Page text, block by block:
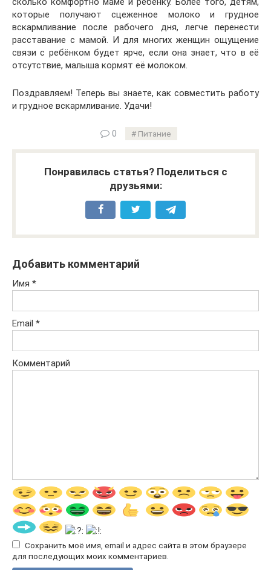
которые получают сцеженное молоко и грудное
вскармливание после рабочего дня, легче перенести
расставание с мамой. И для многих женщин ощущение
связи с ребёнком будет ярче, если она знает, что в её
отсутствие, малыша кормят её молоком.
Поздравляем! Теперь вы знаете, как совместить работу
и грудное вскармливание. Удачи!
0 Питание
Понравилась статья? Поделиться с
друзьями:
Добавить комментарий
Имя *
Email *
Комментарий
Сохранить моё имя, email и адрес сайта в этом браузере
для последующих моих комментариев.